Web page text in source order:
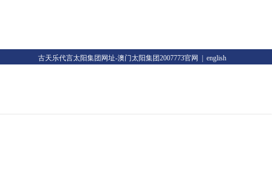
古天乐代言太阳集团网址-澳门太阳集团2007773官网 english